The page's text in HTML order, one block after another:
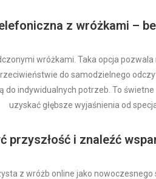
z wróżkami –
wróżkami. Taka opcja
do samodzielnego
indywidualnych potrzeb. To
uzyskać głębsze wyjaśnienia od
przyszłość i znaleźć
z wróżb online jako